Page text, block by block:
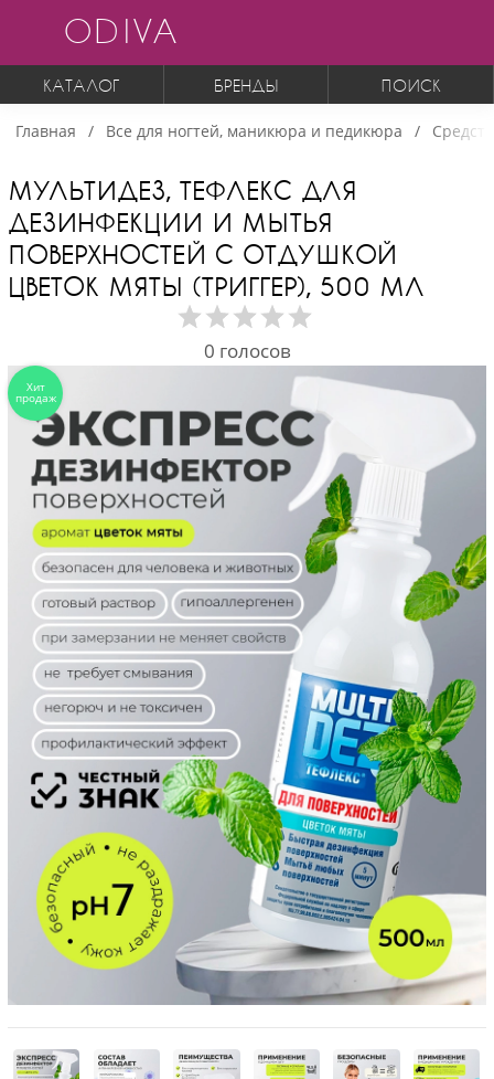
ODIVA
КАТАЛОГ БРЕНДЫ ПОИСК
Главная Все для ногтей, маникюра и педикюра
МУЛЬТИДЕЗ, ТЕФЛЕКС ДЛЯ
ДЕЗИНФЕКЦИИ И МЫТЬЯ
ПОВЕРХНОСТЕЙ С ОТДУШКОЙ
ЦВЕТОК МЯТЫ (ТРИГГЕР), 500 МЛ
0 голосов